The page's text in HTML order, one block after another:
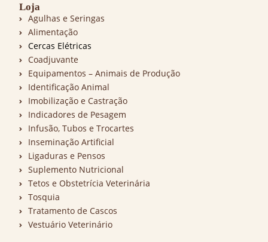
Loja
Agulhas e Seringas
Alimentação
Cercas Elétricas
Coadjuvante
Equipamentos – Animais de Produção
Identificação Animal
Imobilização e Castração
Indicadores de Pesagem
Infusão, Tubos e Trocartes
Inseminação Artificial
Ligaduras e Pensos
Suplemento Nutricional
Tetos e Obstetrícia Veterinária
Tosquia
Tratamento de Cascos
Vestuário Veterinário